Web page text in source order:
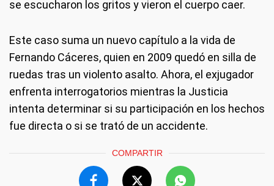
se escucharon los gritos y vieron el cuerpo caer.
Este caso suma un nuevo capítulo a la vida de
Fernando Cáceres, quien en 2009 quedó en silla de
ruedas tras un violento asalto. Ahora, el exjugador
enfrenta interrogatorios mientras la Justicia
intenta determinar si su participación en los hechos
fue directa o si se trató de un accidente.
COMPARTIR